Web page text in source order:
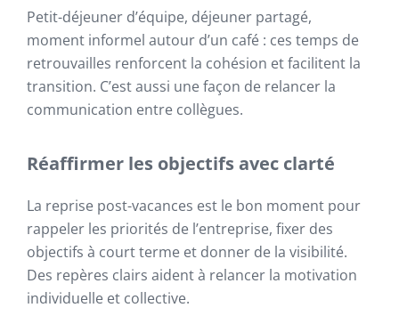
Petit-déjeuner d’équipe, déjeuner partagé,
moment informel autour d’un café : ces temps de
retrouvailles renforcent la cohésion et facilitent la
transition. C’est aussi une façon de relancer la
communication entre collègues.
Réaffirmer les objectifs avec clarté
La reprise post-vacances est le bon moment pour
rappeler les priorités de l’entreprise, fixer des
objectifs à court terme et donner de la visibilité.
Des repères clairs aident à relancer la motivation
individuelle et collective.